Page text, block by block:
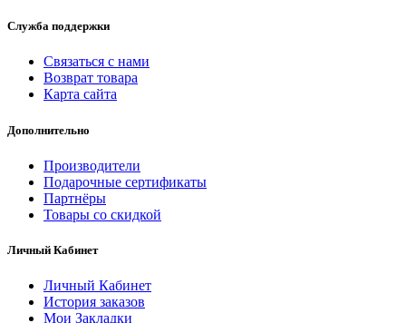
Служба поддержки
Связаться с нами
Возврат товара
Карта сайта
Дополнительно
Производители
Подарочные сертификаты
Партнёры
Товары со скидкой
Личный Кабинет
Личный Кабинет
История заказов
Мои Закладки